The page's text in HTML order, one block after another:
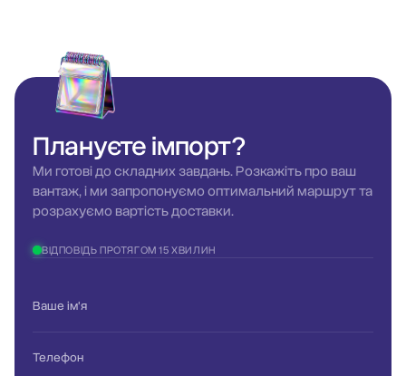
Плануєтеімпорт?
Ми готові до складних завдань. Розкажіть про ваш
вантаж, і ми запропонуємо оптимальний маршрут та
розрахуємо вартість доставки.
ВІДПОВІДЬ ПРОТЯГОМ 15 ХВИЛИН
Ваше ім'я
Телефон